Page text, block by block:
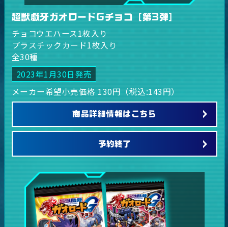
超獣戯牙ガオロードGチョコ［第3弾］
チョコウエハース1枚入り
プラスチックカード1枚入り
全30種
2023年1月30日発売
メーカー希望小売価格 130円（税込:143円）
商品詳細情報はこちら
予約終了